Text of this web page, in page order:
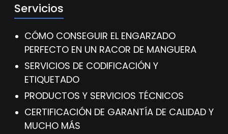
Servicios
CÓMO CONSEGUIR EL ENGARZADO
PERFECTO EN UN RACOR DE MANGUERA
SERVICIOS DE CODIFICACIÓN Y
ETIQUETADO
PRODUCTOS Y SERVICIOS TÉCNICOS
CERTIFICACIÓN DE GARANTÍA DE CALIDAD Y
MUCHO MÁS